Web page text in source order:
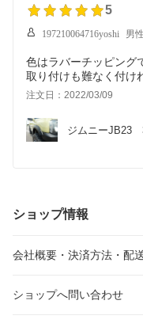
5
197210064716yoshi 男性
色はラバーチッピング
取り付けも難なく付け
注文日：2022/03/09
ジムニーJB23
ショップ情報
会社概要・決済方法・配
ショップへ問い合わせ